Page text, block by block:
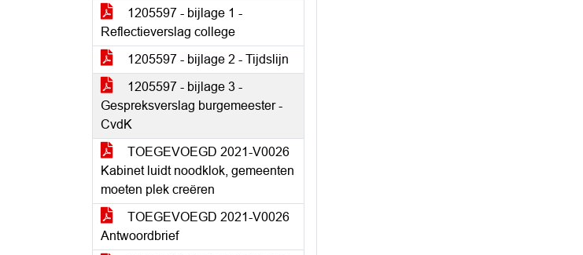
1205597 - bijlage 1 -
Reflectieverslag college
1205597 - bijlage 2 - Tijdslijn
1205597 - bijlage 3 -
Gespreksverslag burgemeester -
CvdK
TOEGEVOEGD 2021-V0026
Kabinet luidt noodklok, gemeenten
moeten plek creëren
TOEGEVOEGD 2021-V0026
Antwoordbrief